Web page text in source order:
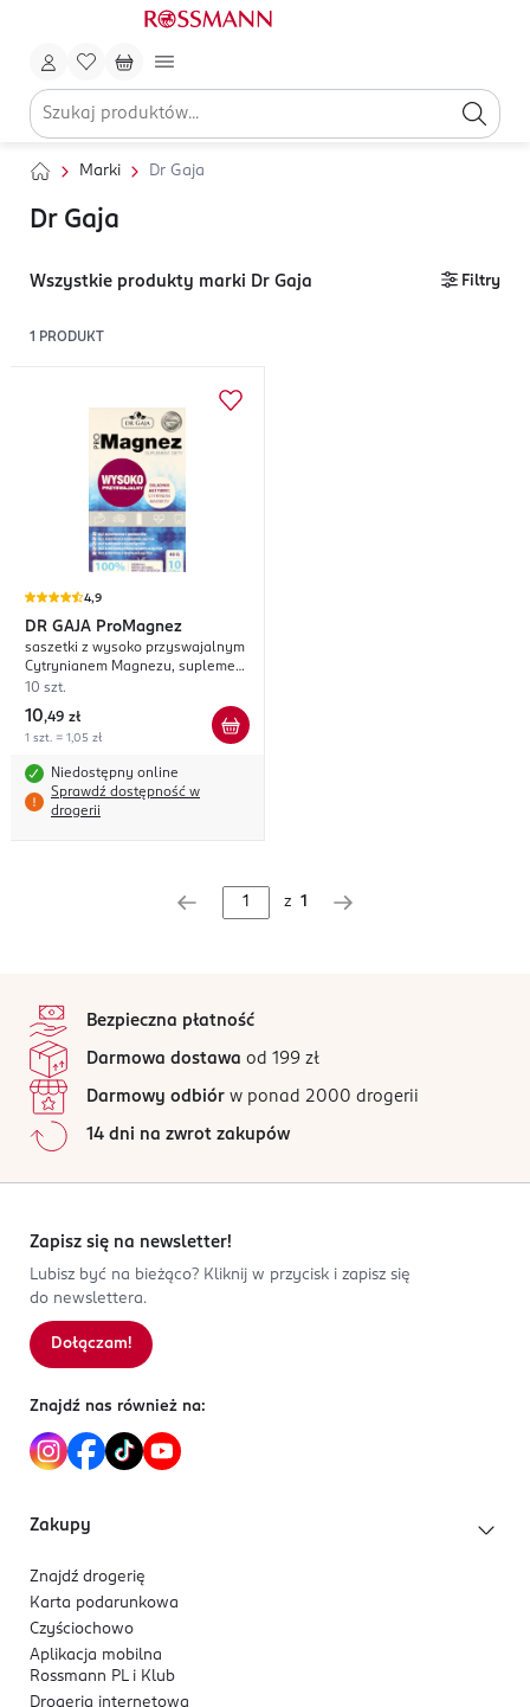
Marki Dr Gaja
Dr Gaja
Wszystkie produkty marki Dr Gaja Filtry
1 PRODUKT
4,9
DR GAJA ProMagnez
saszetki z wysoko przyswajalnym
Cytrynianem Magnezu, suplement
diety
10 szt.
10,49 zł
1 szt. = 1,05 zł
Niedostępny online
Sprawdź dostępność w
drogerii
z 1
Bezpieczna płatność
Darmowa dostawa od 199 zł
Darmowy odbiór w ponad 2000 drogerii
14 dni na zwrot zakupów
Zapisz się na newsletter!
Lubisz być na bieżąco? Kliknij w przycisk i zapisz się
do newslettera.
Dołączam!
Znajdź nas również na:
Zakupy
Znajdź drogerię
Karta podarunkowa
Czyściochowo
Aplikacja mobilna
Rossmann PL i Klub
Drogeria internetowa